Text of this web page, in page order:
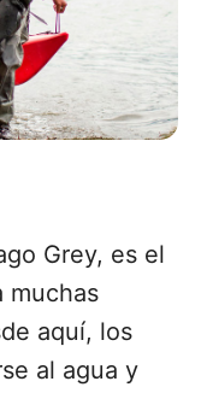
Grey, es el
muchas
aquí, los
al agua y